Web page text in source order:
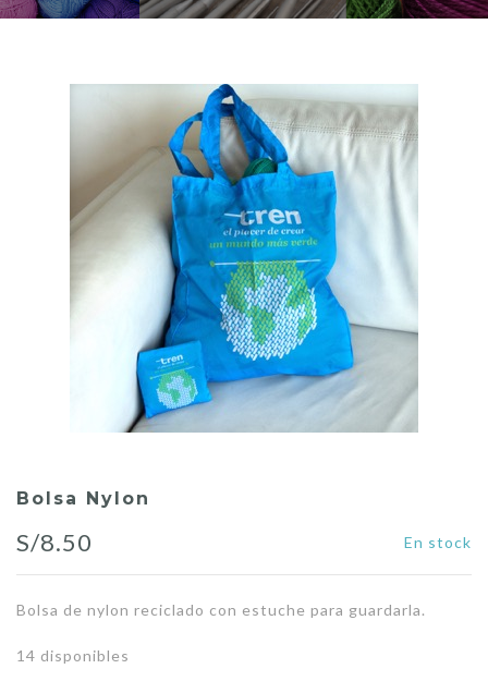
Bolsa Nylon
S/8.50 En stock
Bolsa de nylon reciclado con estuche para guardarla.
14 disponibles